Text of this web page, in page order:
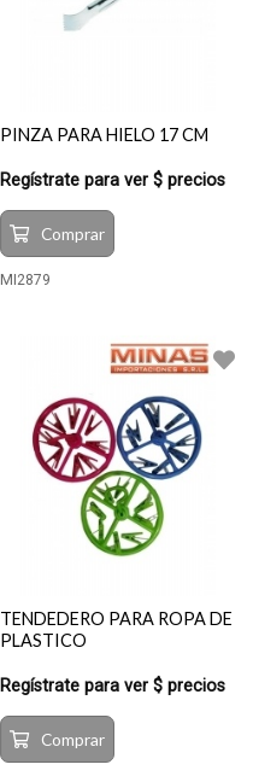
PINZA PARA HIELO 17 CM
Regístrate para ver $ precios
Comprar
MI2879
TENDEDERO PARA ROPA DE
PLASTICO
Regístrate para ver $ precios
Comprar